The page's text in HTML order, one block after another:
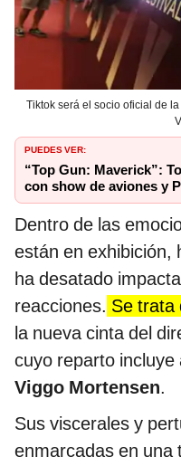
Tiktok será el socio oficial de
PUEDES VER:
“Top Gun: Maverick”:
con show de aviones y
Dentro de las
están en exhibición,
ha desatado
reacciones. Se trata
la nueva cinta del
cuyo reparto incluye
Viggo Mortensen.
Sus viscerales y
enmarcadas en una